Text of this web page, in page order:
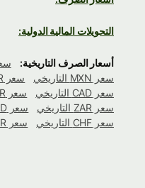
التحويلات المالية الدولية:
أسعار الصرف التاريخية: سعر AUD التاريخي
سعر MXN التاريخي
سعر EUR التاريخي
سعر CAD التاريخي
سعر INR التاريخي
سعر ZAR التاريخي
سعر SGD التاريخي
سعر CHF التاريخي
سعر IDR التاريخي